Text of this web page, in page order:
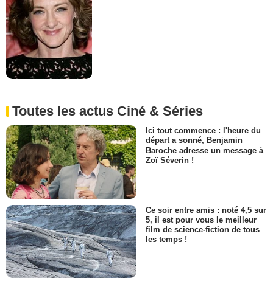
Toutes les actus Ciné & Séries
Ici tout commence : l'heure du
départ a sonné, Benjamin
Baroche adresse un message à
Zoï Séverin !
Ce soir entre amis : noté 4,5 sur
5, il est pour vous le meilleur
film de science-fiction de tous
les temps !